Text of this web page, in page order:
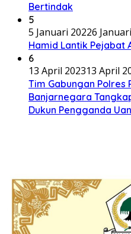
Bertindak
5
5 Januari 20226
Hamid Lantik Pejabat
6
13 April 202313 April
Tim Gabungan Polres
Banjarnegara
Dukun Pengganda